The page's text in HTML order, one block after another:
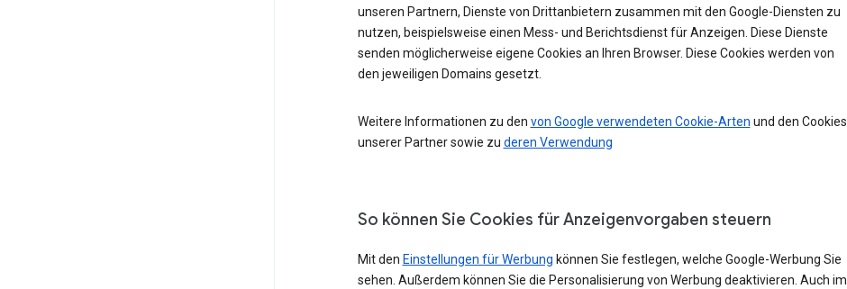
unseren Partnern, Dienste von Drittanbietern zusammen mit den Google-Diensten zu
nutzen, beispielsweise einen Mess- und Berichtsdienst für Anzeigen. Diese Dienste
senden möglicherweise eigene Cookies an Ihren Browser. Diese Cookies werden von
den jeweiligen Domains gesetzt.
Weitere Informationen zu den von Google verwendeten Cookie-Arten und den Cookies
unserer Partner sowie zu deren Verwendung
So können Sie Cookies für Anzeigenvorgaben steuern
Mit den Einstellungen für Werbung können Sie festlegen, welche Google-Werbung Sie
sehen. Außerdem können Sie die Personalisierung von Werbung deaktivieren. Auch im